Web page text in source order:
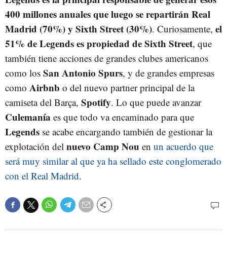
400 millones anuales que luego se repartirán Real
Madrid (70%) y Sixth Street (30%). Curiosamente, el
51% de Legends es propiedad deSixth Street, que
también tiene acciones de grandes clubes americanos
como los San Antonio Spurs, y de grandes empresas
como Airbnb o del nuevo partner principal de la
camiseta del Barça, Spotify. Lo que puede avanzar
Culemanía es que todo va encaminado para que
Legends se acabe encargando también de gestionar la
explotación del nuevo Camp Nou en un acuerdo que
será muy similar al que ya ha sellado este conglomerado
con el Real Madrid.